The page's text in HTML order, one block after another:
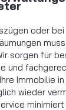
oder bei
sorgen für
und
Immobilie
wieder
minimiert